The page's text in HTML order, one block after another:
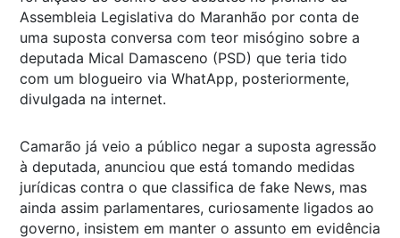
Assembleia Legislativa do Maranhão por conta de
uma suposta conversa com teor misógino sobre a
deputada Mical Damasceno (PSD) que teria tido
com um blogueiro via WhatApp, posteriormente,
divulgada na internet.
Camarão já veio a público negar a suposta agressão
à deputada, anunciou que está tomando medidas
jurídicas contra o que classifica de fake News, mas
ainda assim parlamentares, curiosamente ligados ao
governo, insistem em manter o assunto em evidência